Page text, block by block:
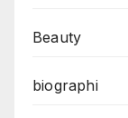
Beauty
biographi